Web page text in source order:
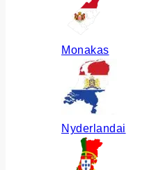
Monakas
Nyderlandai